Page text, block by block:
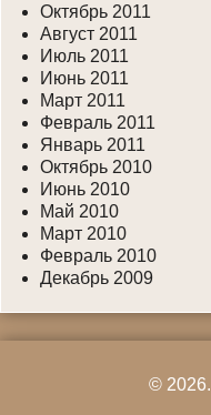
Октябрь 2011
Август 2011
Июль 2011
Июнь 2011
Март 2011
Февраль 2011
Январь 2011
Октябрь 2010
Июнь 2010
Май 2010
Март 2010
Февраль 2010
Декабрь 2009
© 2026.